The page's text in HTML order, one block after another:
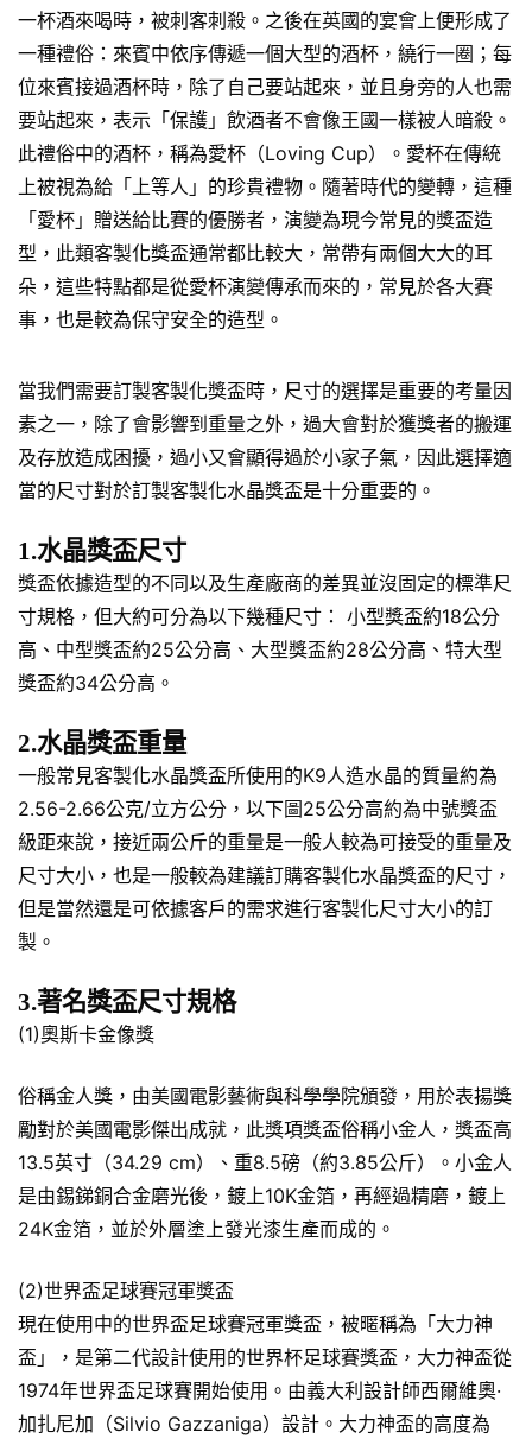
一杯酒來喝時，被刺客刺殺。之後在英國的宴會上便形成了
一種禮俗：來賓中依序傳遞一個大型的酒杯，繞行一圈；每
位來賓接過酒杯時，除了自己要站起來，並且身旁的人也需
要站起來，表示「保護」飲酒者不會像王國一樣被人暗殺。
此禮俗中的酒杯，稱為愛杯（Loving Cup）。愛杯在傳統
上被視為給「上等人」的珍貴禮物。隨著時代的變轉，這種
「愛杯」贈送給比賽的優勝者，演變為現今常見的獎盃造
型，此類客製化獎盃通常都比較大，常帶有兩個大大的耳
朵，這些特點都是從愛杯演變傳承而來的，常見於各大賽
事，也是較為保守安全的造型。
當我們需要訂製客製化獎盃時，尺寸的選擇是重要的考量因
素之一，除了會影響到重量之外，過大會對於獲獎者的搬運
及存放造成困擾，過小又會顯得過於小家子氣，因此選擇適
當的尺寸對於訂製客製化水晶獎盃是十分重要的。
1.水晶獎盃尺寸
獎盃依據造型的不同以及生產廠商的差異並沒固定的標準尺
寸規格，但大約可分為以下幾種尺寸： 小型獎盃約18公分
高、中型獎盃約25公分高、大型獎盃約28公分高、特大型
獎盃約34公分高。
2.水晶獎盃重量
一般常見客製化水晶獎盃所使用的K9人造水晶的質量約為
2.56-2.66公克/立方公分，以下圖25公分高約為中號獎盃
級距來說，接近兩公斤的重量是一般人較為可接受的重量及
尺寸大小，也是一般較為建議訂購客製化水晶獎盃的尺寸，
但是當然還是可依據客戶的需求進行客製化尺寸大小的訂
製。
3.著名獎盃尺寸規格
(1)奧斯卡金像獎
俗稱金人獎，由美國電影藝術與科學學院頒發，用於表揚獎
勵對於美國電影傑出成就，此獎項獎盃俗稱小金人，獎盃高
13.5英寸（34.29 cm）、重8.5磅（約3.85公斤）。小金人
是由錫銻銅合金磨光後，鍍上10K金箔，再經過精磨，鍍上
24K金箔，並於外層塗上發光漆生產而成的。
(2)世界盃足球賽冠軍獎盃
現在使用中的世界盃足球賽冠軍獎盃，被暱稱為「大力神
盃」，是第二代設計使用的世界杯足球賽獎盃，大力神盃從
1974年世界盃足球賽開始使用。由義大利設計師西爾維奧·
加扎尼加（Silvio Gazzaniga）設計。大力神盃的高度為